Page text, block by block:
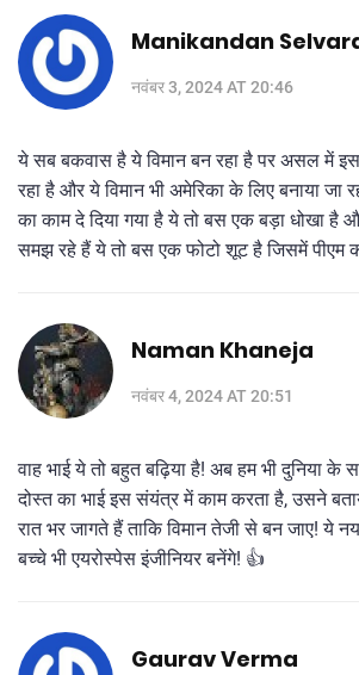
Manikandan
नवंबर 3, 2024 AT 20:46
ये सब बकवास है ये विमान बन रहा है पर असल में
रहा है और ये विमान भी अमेरिका के लिए बनाया जा
का काम दे दिया गया है ये तो बस एक बड़ा धोखा है
समझ रहे हैं ये तो बस एक फोटो शूट है जिसमें पीएम
Naman Khaneja
नवंबर 4, 2024 AT 20:51
वाह भाई ये तो बहुत बढ़िया है! अब हम भी दुनिया के
दोस्त का भाई इस संयंत्र में काम करता है, उसने
रात भर जागते हैं ताकि विमान तेजी से बन जाए! ये
बच्चे भी एयरोस्पेस इंजीनियर बनेंगे! 👍
Gaurav Verma